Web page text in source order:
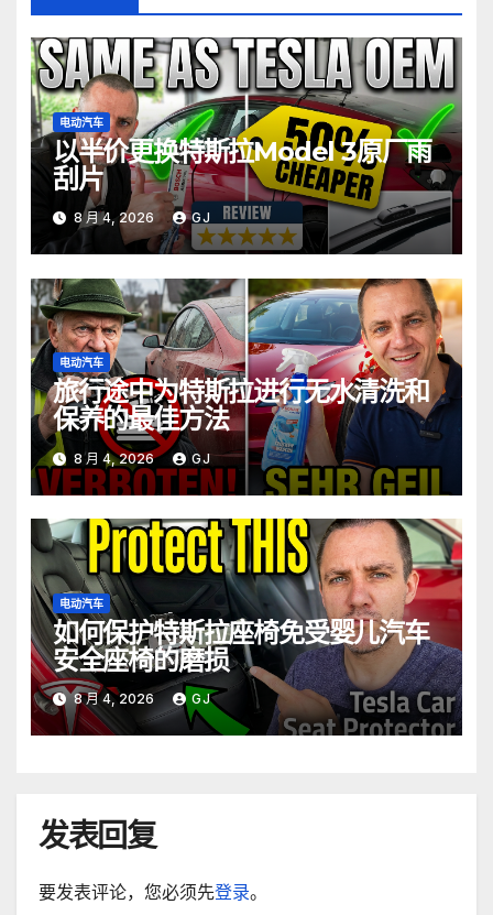
电动汽车
以半价更换特斯拉Model 3原厂雨
刮片
8 月 4, 2026 GJ
电动汽车
旅行途中为特斯拉进行无水清洗和
保养的最佳方法
8 月 4, 2026 GJ
电动汽车
如何保护特斯拉座椅免受婴儿汽车
安全座椅的磨损
8 月 4, 2026 GJ
发表回复
要发表评论，您必须先登录。